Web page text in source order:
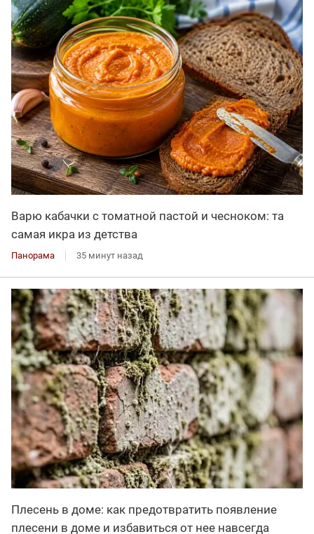
Варю кабачки с томатной пастой и чесноком: та
самая икра из детства
Панорама 35 минут назад
Плесень в доме: как предотвратить появление
плесени в доме и избавиться от нее навсегда